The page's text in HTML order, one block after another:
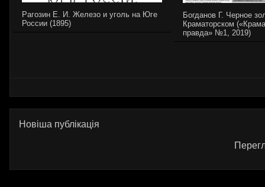
Рагозин Е. И. Железо и уголь на Юге
России (1895)
Богданов Г. Черное
Краматорском
правда» №1, 2019)
Новіша публікація